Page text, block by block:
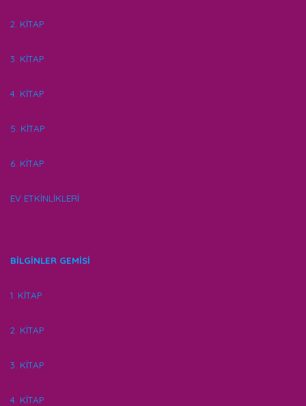
2. KİTAP
3. KİTAP
4. KİTAP
5. KİTAP
6. KİTAP
EV ETKİNLİKLERİ
BİLGİNLER GEMİSİ
1. KİTAP
2. KİTAP
3. KİTAP
4. KİTAP